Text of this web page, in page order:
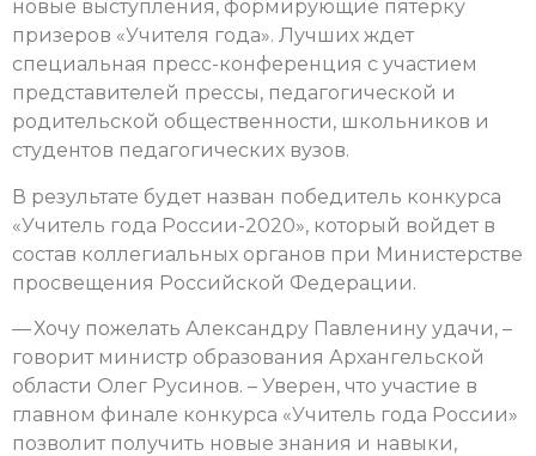
новые выступления, формирующие пятерку
призеров «Учителя года». Лучших ждет
специальная пресс-конференция с участием
представителей прессы, педагогической и
родительской общественности, школьников и
студентов педагогических вузов.
В результате будет назван победитель конкурса
«Учитель года России-2020», который войдет в
состав коллегиальных органов при Министерстве
просвещения Российской Федерации.
— Хочу пожелать Александру Павленину удачи, –
говорит министр образования Архангельской
области Олег Русинов. – Уверен, что участие в
главном финале конкурса «Учитель года России»
позволит получить новые знания и навыки,